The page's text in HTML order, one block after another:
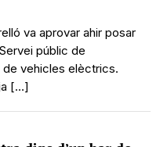
va aprovar ahir posar
públic de
vehicles elèctrics.
[…]